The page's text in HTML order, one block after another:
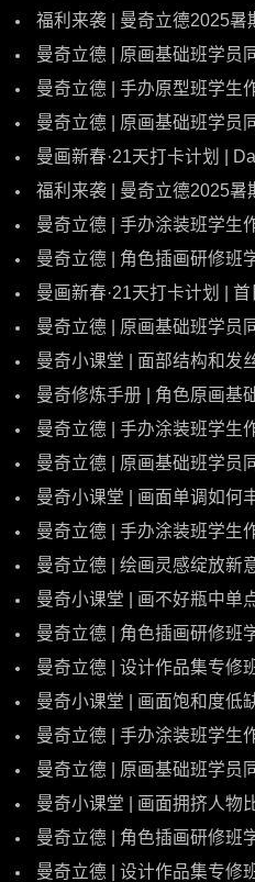
福利来袭 | 曼奇立德2025暑
曼奇立德 | 原画基础班学员
曼奇立德 | 手办原型班学生
曼奇立德 | 原画基础班学员
曼画新春·21天打卡计划 |
福利来袭 | 曼奇立德2025暑
曼奇立德 | 手办涂装班学生
曼奇立德 | 角色插画研修班
曼画新春·21天打卡计划 | 首
曼奇立德 | 原画基础班学员
曼奇小课堂 | 面部结构和发丝
曼奇修炼手册 | 角色原画基
曼奇立德 | 手办涂装班学生
曼奇立德 | 原画基础班学员
曼奇小课堂 | 画面单调如何
曼奇立德 | 手办涂装班学生
曼奇立德 | 绘画灵感绽放新意
曼奇小课堂 | 画不好瓶中单
曼奇立德 | 角色插画研修班
曼奇立德 | 设计作品集专修
曼奇小课堂 | 画面饱和度低
曼奇立德 | 手办涂装班学生
曼奇立德 | 原画基础班学员
曼奇小课堂 | 画面拥挤人物
曼奇立德 | 角色插画研修班
曼奇立德 | 设计作品集专修